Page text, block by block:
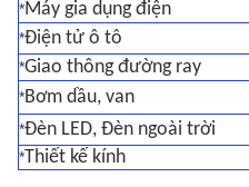
*Máy gia dụng điện
*Điện tử ô tô
*Giao thông đường ray
*Bơm dầu, van
*Đèn LED, Đèn ngoài trời
*Thiết kế kính